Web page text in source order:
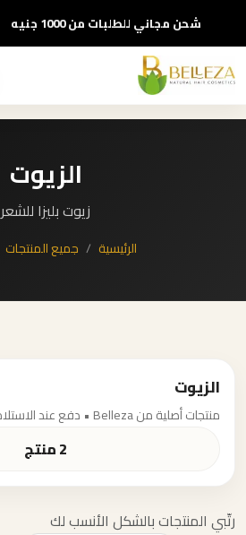
شحن مجاني للطلبات من 1000 جنيه
الزيوت
زيوت بليزا للشعر
الرئيسية جميع المنتجات
الزيوت
منتجات أصلية من Belleza • دفع عند الاستلام • شحن سريع
2 منتج
رتّبي المنتجات بالشكل الأنسب لك